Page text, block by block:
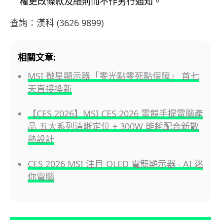
查詢：漢科 (3626 9899)
相關文章:
MSI 微星顯示器「零光點零死點保障」 首七
天直接換新
【CES 2026】MSI CES 2026 電競手提電腦產
品 五大系列清晰定位 + 300W 能耗配合新散
熱設計
CES 2026 MSI 注目 OLED 電競顯示器 ‧ AI 迷
你電腦